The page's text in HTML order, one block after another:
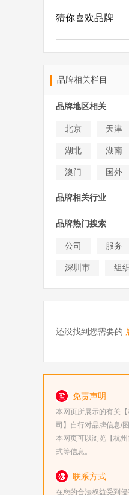
猜你喜欢品牌
品牌相关栏目
品牌地区相关
北京 天津
湖北 湖南
澳门 国外
品牌相关行业
品牌热门搜索
公司 服务
深圳市 组
还没找到您需要的
免责声明
本网页所展示的有关
司】自行对品牌信息/
本网页可以浏览【杭
式等信息。
联系方式
在您的合法权益受到